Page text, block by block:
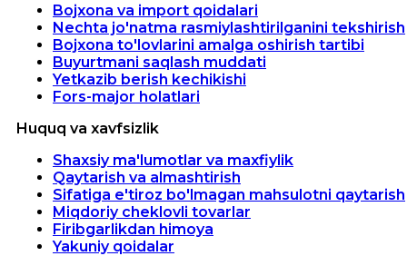
Bojxona va import qoidalari
Nechta jo'natma rasmiylashtirilganini tekshirish
Bojxona to'lovlarini amalga oshirish tartibi
Buyurtmani saqlash muddati
Yetkazib berish kechikishi
Fors-major holatlari
Huquq va xavfsizlik
Shaxsiy ma'lumotlar va maxfiylik
Qaytarish va almashtirish
Sifatiga e'tiroz bo'lmagan mahsulotni qaytarish
Miqdoriy cheklovli tovarlar
Firibgarlikdan himoya
Yakuniy qoidalar